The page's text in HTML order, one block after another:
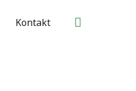
Kontakt Søk